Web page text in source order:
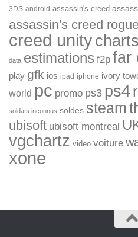
3DS android assassin's creed
assassin's creed
creed unitycharts
data estimations f2p far
play gfk ios ipad iphone ivory
world pc promo ps3 ps4
soldats inconnus soldes steam
ubisoft ubisoft montreal
vgchartz video voiture
xone